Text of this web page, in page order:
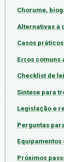
Chorume,
Alternativas à
Casos
Erros comuns
Checklist de
Síntese para
Legislação e
Perguntas
Equipamentos
Próximos